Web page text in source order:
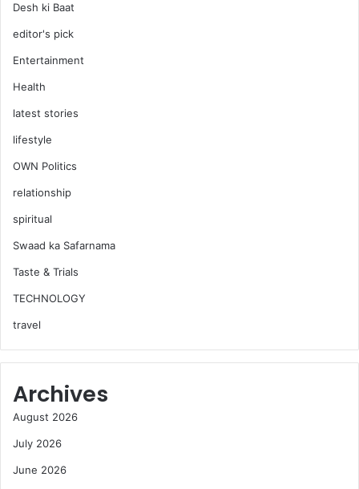
Desh ki Baat
editor's pick
Entertainment
Health
latest stories
lifestyle
OWN Politics
relationship
spiritual
Swaad ka Safarnama
Taste & Trials
TECHNOLOGY
travel
Archives
August 2026
July 2026
June 2026